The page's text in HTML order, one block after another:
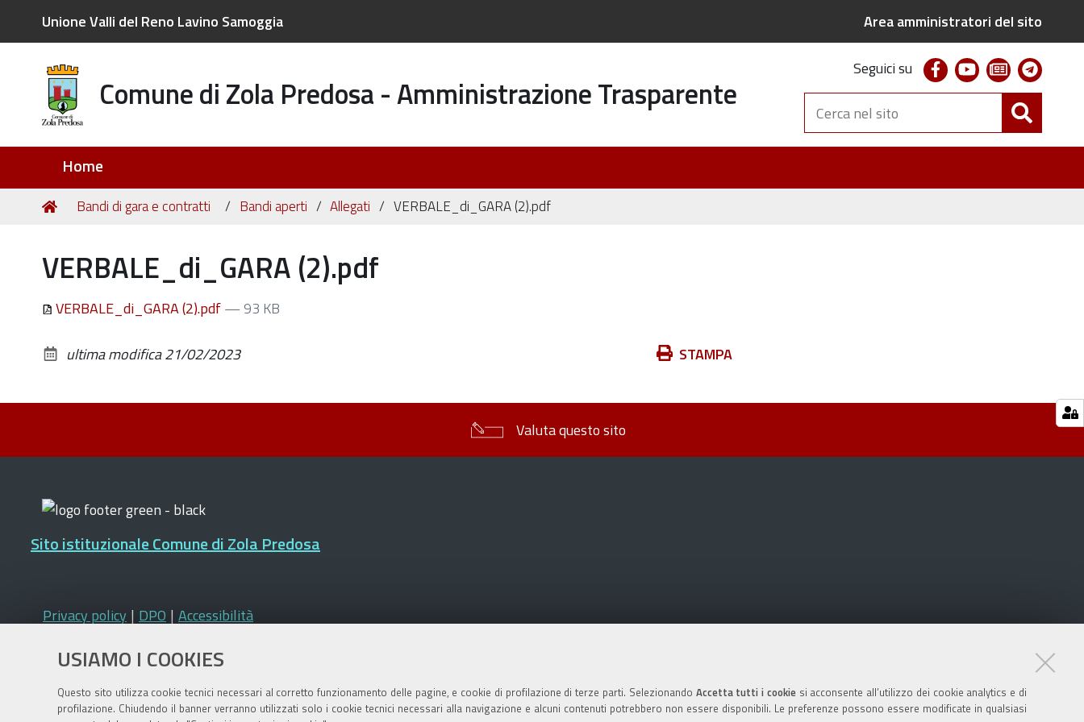
USIAMO I COOKIES
Questo sito utilizza cookie tecnici necessari al corretto funzionamento delle pagine, e cookie di profilazione di terze parti. Selezionando Accetta tutti i cookiesi acconsente all’utilizzo dei cookie analytics e di
profilazione. Chiudendo il banner verranno utilizzati solo i cookie tecnici necessari alla navigazione e alcuni contenuti potrebbero non essere disponibili. Le preferenze possono essere modificate in qualsiasi
Unione Valli del Reno Lavino Samoggia Area amministratori del sito
Comune di Zola Predosa - Amministrazione Trasparente
Seguici su facebookyoutubenewsletter
Cerca
nel
sito
Home
Tu
Home
Bandi di gara e contratti Bandi aperti Allegati VERBALE_di_GARA (2).pdf
VERBALE_di_GARA (2).pdf
VERBALE_di_GARA (2).pdf— 93 KB
Azioni STAMPA
ultima modifica21/02/2023
Valuta questo sito
Sito istituzionale Comune di Zola Predosa
Privacy policy | DPO | Accessibilità